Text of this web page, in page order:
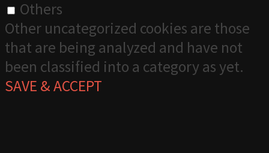
Others
Other uncategorized cookies are those
that are being analyzed and have not
been classified into a category as yet.
SAVE & ACCEPT